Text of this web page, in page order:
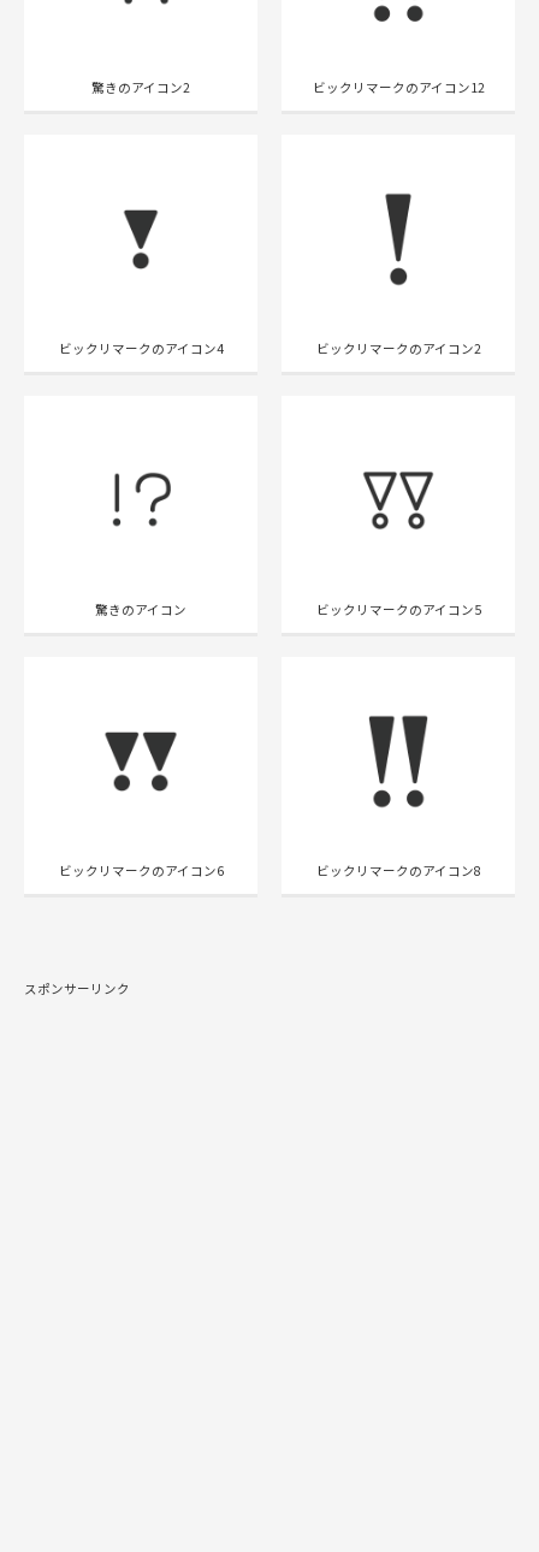
驚きのアイコン2 ビックリマークのアイコン12
ビックリマークのアイコン4 ビックリマークのアイコン2
驚きのアイコン ビックリマークのアイコン5
ビックリマークのアイコン6 ビックリマークのアイコン8
スポンサーリンク